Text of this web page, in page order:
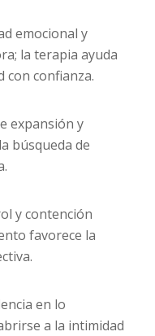
emocional y
la terapia ayuda
con confianza.
expansión y
búsqueda de
y contención
favorece la
en lo
a la intimidad